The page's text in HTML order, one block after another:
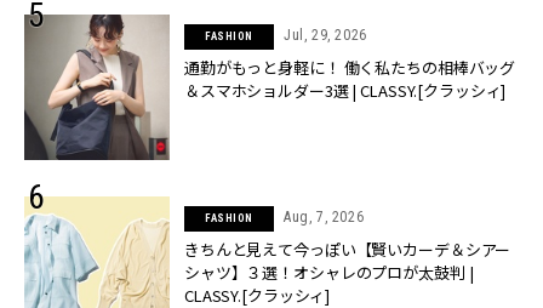
FASHION Jul, 29, 2026
通勤がもっと身軽に！ 働く私たちの相棒バッグ
＆スマホショルダー3選 | CLASSY.[クラッシィ]
FASHION Aug, 7, 2026
きちんと見えて今っぽい【賢いカーデ＆シアー
シャツ】３選！オシャレのプロが太鼓判 |
CLASSY.[クラッシィ]